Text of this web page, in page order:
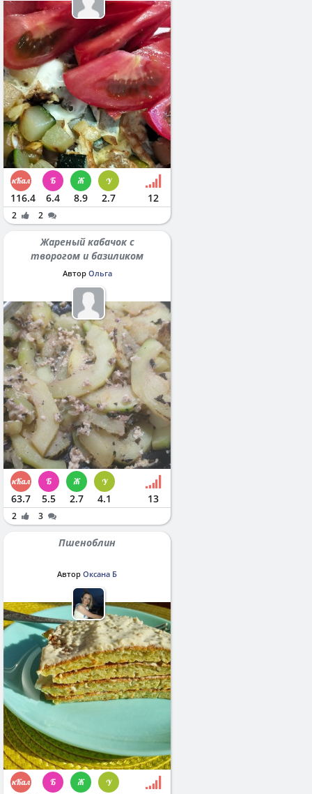
116.4 6.4 8.9 2.7 12
2 2
Жареный кабачок с
творогом и базиликом
Автор Ольга
63.7 5.5 2.7 4.1 13
2 3
Пшеноблин
Автор Оксана Б